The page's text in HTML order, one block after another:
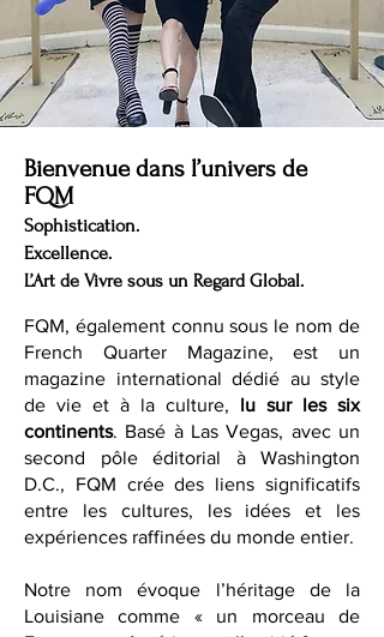
Bienvenue dans l’univers de
FQM
Sophistication.
Excellence.
L’Art de Vivre sous un Regard Global.
FQM, également connu sous le nom de
French Quarter Magazine, est un
magazine international dédié au style
de vie et à la culture,lu sur les six
continents. Basé à Las Vegas, avec un
second pôle éditorial à Washington
D.C., FQM crée des liens significatifs
entre les cultures, les idées et les
Notre nom évoque l’héritage de la